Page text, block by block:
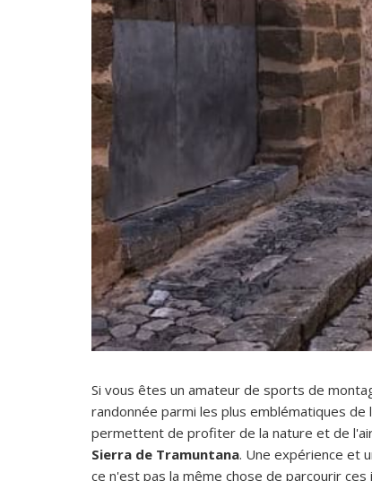
Si vous êtes un amateur de sports de
randonnée parmi les plus emblématiques de
permettent de profiter de la nature et de
Sierra de Tramuntana. Une expérience et
ce n'est pas la même chose de parcourir